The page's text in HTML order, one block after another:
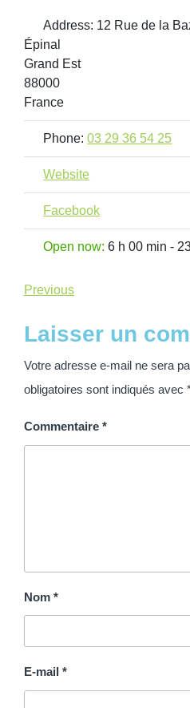
Address: 12 Rue de la
Épinal
Grand Est
88000
France
Phone:03 29 36 54 25
Website
Facebook
Open now:6 h 00 min -
Previous
Laisser un
Votre adresse e-mail ne sera
obligatoires sont indiqués avec
Commentaire *
Nom *
E-mail *